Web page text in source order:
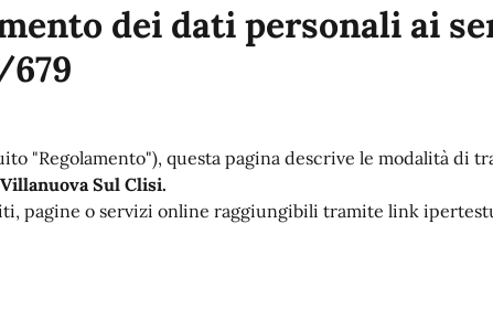
dei dati personali ai
679
"Regolamento"), questa pagina descrive le modalità
Villanuova Sul Clisi.
pagine o servizi online raggiungibili tramite link